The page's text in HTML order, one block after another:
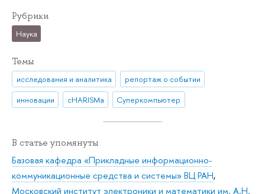
Рубрики
Наука
Темы
исследования и аналитика
репортаж о событии
инновации
cHARISMa Суперкомпьютер
В статье упомянуты
Базовая кафедра «Прикладные информационно-
коммуникационные средства и системы» ВЦ РАН,
Московский институт электроники и математики им. А.Н.